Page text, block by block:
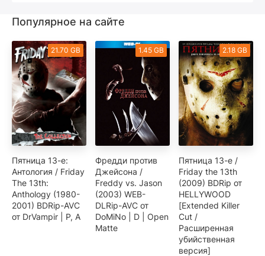
Популярное на сайте
21.70 GB
Пятница 13-е:
Антология / Friday
The 13th:
Anthology (1980-
2001) BDRip-AVC
от DrVampir | P, A
1.45 GB
Фредди против
Джейсона /
Freddy vs. Jason
(2003) WEB-
DLRip-AVC от
DoMiNo | D | Open
Matte
2.18 GB
Пятница 13-е /
Friday the 13th
(2009) BDRip от
HELLYWOOD
[Extended Killer
Cut /
Расширенная
убийственная
версия]